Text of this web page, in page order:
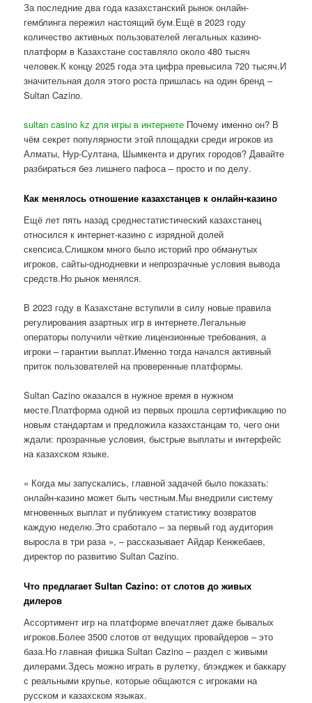
За последние два года казахстанский рынок онлайн-
гемблинга пережил настоящий бум.Ещё в 2023 году
количество активных пользователей легальных казино-
платформ в Казахстане составляло около 480 тысяч
человек.К концу 2025 года эта цифра превысила 720 тысяч.И
значительная доля этого роста пришлась на один бренд –
Sultan Cazino.
sultan casino kz для игры в интернете Почему именно он? В
чём секрет популярности этой площадки среди игроков из
Алматы, Нур-Султана, Шымкента и других городов? Давайте
разбираться без лишнего пафоса – просто и по делу.
Как менялось отношение казахстанцев к онлайн-казино
Ещё лет пять назад среднестатистический казахстанец
относился к интернет-казино с изрядной долей
скепсиса.Слишком много было историй про обманутых
игроков, сайты-однодневки и непрозрачные условия вывода
средств.Но рынок менялся.
В 2023 году в Казахстане вступили в силу новые правила
регулирования азартных игр в интернете.Легальные
операторы получили чёткие лицензионные требования, а
игроки – гарантии выплат.Именно тогда начался активный
приток пользователей на проверенные платформы.
Sultan Cazino оказался в нужное время в нужном
месте.Платформа одной из первых прошла сертификацию по
новым стандартам и предложила казахстанцам то, чего они
ждали: прозрачные условия, быстрые выплаты и интерфейс
на казахском языке.
« Когда мы запускались, главной задачей было показать:
онлайн-казино может быть честным.Мы внедрили систему
мгновенных выплат и публикуем статистику возвратов
каждую неделю.Это сработало – за первый год аудитория
выросла в три раза », – рассказывает Айдар Кенжебаев,
директор по развитию Sultan Cazino.
Что предлагает Sultan Cazino: от слотов до живых
дилеров
Ассортимент игр на платформе впечатляет даже бывалых
игроков.Более 3500 слотов от ведущих провайдеров – это
база.Но главная фишка Sultan Cazino – раздел с живыми
дилерами.Здесь можно играть в рулетку, блэкджек и баккару
с реальными крупье, которые общаются с игроками на
русском и казахском языках.